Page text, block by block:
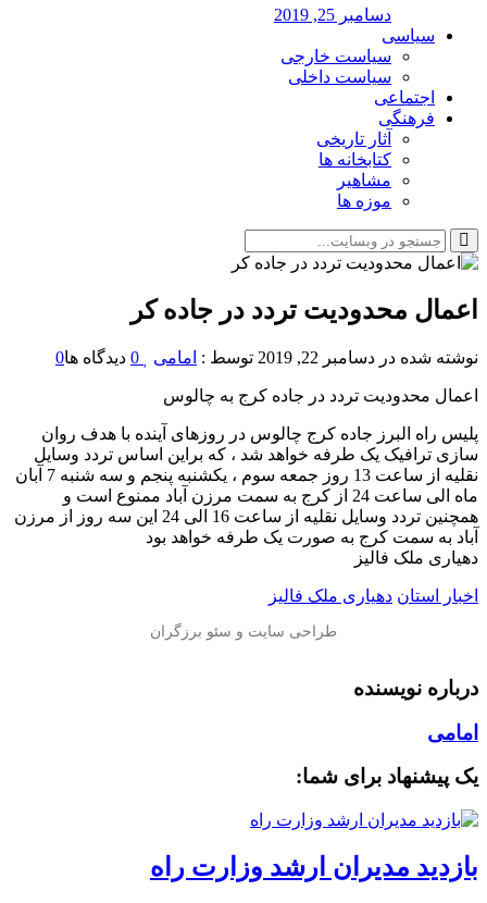
دسامبر 25, 2019
سیاسی
سیاست خارجی
سیاست داخلی
اجتماعی
فرهنگی
آثار تاریخی
کتابخانه ها
مشاهیر
موزه ها
اعمال محدودیت تردد در جاده کر
نوشته شده در دسامبر 22, 2019 توسط : امامی 0 دیدگاه ها0
اعمال محدودیت تردد در جاده کرج به چالوس
پلیس راه البرز جاده کرج چالوس در روزهای آینده با هدف روان
سازی ترافیک یک طرفه خواهد شد ، که براین اساس تردد وسایل
نقلیه از ساعت 13 روز جمعه سوم ، یکشنبه پنجم و سه شنبه 7 آبان
ماه الی ساعت 24 از کرج به سمت مرزن آباد ممنوع است و
همچنین تردد وسایل نقلیه از ساعت 16 الی 24 این سه روز از مرزن
آباد به سمت کرج به صورت یک طرفه خواهد بود
دهیاری ملک فالیز
اخبار استان دهیاری ملک فالیز
درباره نویسنده
امامی
یک پیشنهاد برای شما:
بازدید مدیران ارشد وزارت راه